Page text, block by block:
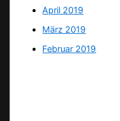
April 2019
März 2019
Februar 2019